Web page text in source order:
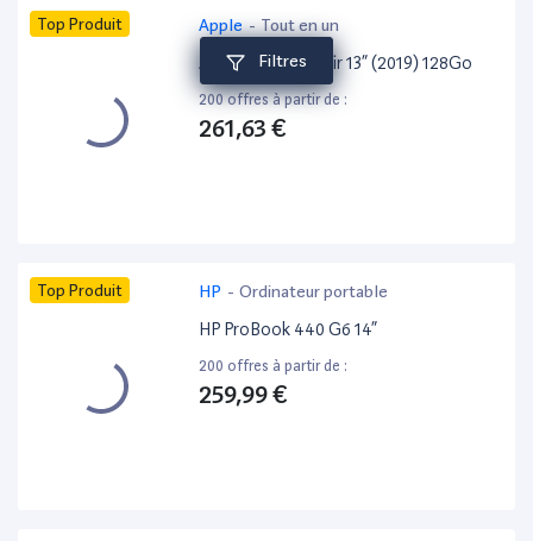
Filtres
Top Produit Apple- Tout en un
Apple MacBook Air 13” (2019) 128Go
200 offres à partir de :
261,63 €
Top Produit HP - Ordinateur portable
HP ProBook 440 G6 14”
200 offres à partir de :
259,99 €